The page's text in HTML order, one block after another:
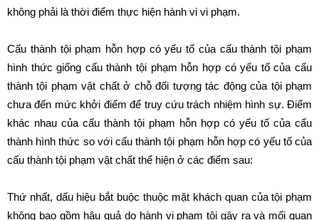
không phải là thời điểm thực hiện hành vi vi phạm.
Cấu thành tội phạm hỗn hợp có yếu tố của cấu thành tội phạm
hình thức giống cấu thành tội phạm hỗn hợp có yếu tố của cấu
thành tội phạm vật chất ở chỗ đối tượng tác động của tội phạm
chưa đến mức khởi điểm để truy cứu trách nhiệm hình sự. Điểm
khác nhau của cấu thành tội phạm hỗn hợp có yếu tố của cấu
thành hình thức so với cấu thành tội phạm hỗn hợp có yếu tố của
cấu thành tội phạm vật chất thể hiện ở các điểm sau:
Thứ nhất, dấu hiệu bắt buộc thuộc mặt khách quan của tội phạm
không bao gồm hậu quả do hành vi phạm tội gây ra và mối quan